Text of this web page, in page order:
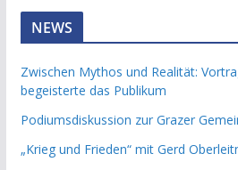
NEWS
Zwischen Mythos und Realität:
begeisterte das Publikum
Podiumsdiskussion zur Grazer
„Krieg und Frieden“ mit Gerd